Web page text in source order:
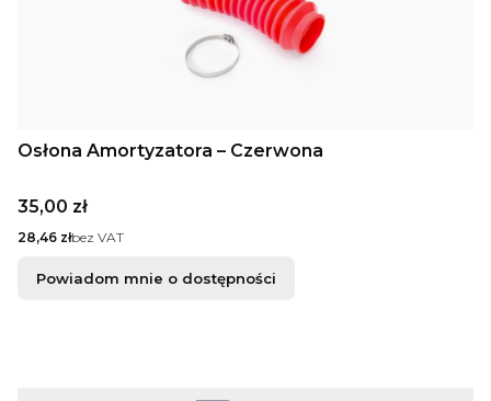
Osłona Amortyzatora – Czerwona
Cena
35,00 zł
Cena
28,46 złbez VAT
Powiadom mnie o dostępności